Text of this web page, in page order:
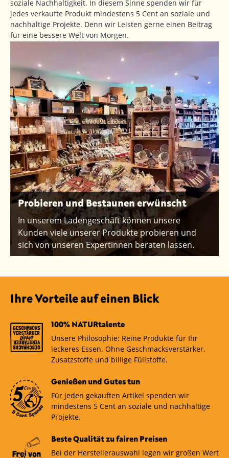
soziale Nachhaltigkeit. In diesem Sinne spenden wir für
jedes verkaufte Produkt mindestens 5 Cent an soziale und
nachhaltige Projekte. Denn wir Leisten gerne einen Beitrag
für eine bessere Welt von Morgen.
Probieren und Bestaunen erwünscht
In unserem Ladengeschäft können unsere
Kunden viele unserer Produkte probieren und
sich von unseren Expertinnen beraten lassen.
Ihre Vorteile auf einen Blick
100% NATURtalente
Unsere Philosophie: Reine Produkte für Ihr
leckeres Essen. Ohne Geschmacksverstärker,
Zusatzstoffe und billige Füllstoffe.
Genießen und Gutes tun
Für jeden gekauften Artikel spenden wir
mindestens 5 Cent an soziale und nachhaltige
Projekte.
Beste Qualität zu fairen Preisen
Bei der Herstellerauswahl legen wir großen Wert